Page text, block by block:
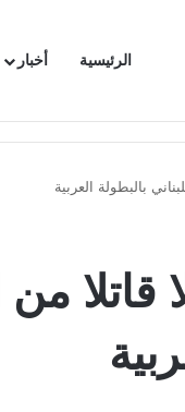
الرئيسية أخبار
الفرنسية بتونس
بالبطولة العربية
من